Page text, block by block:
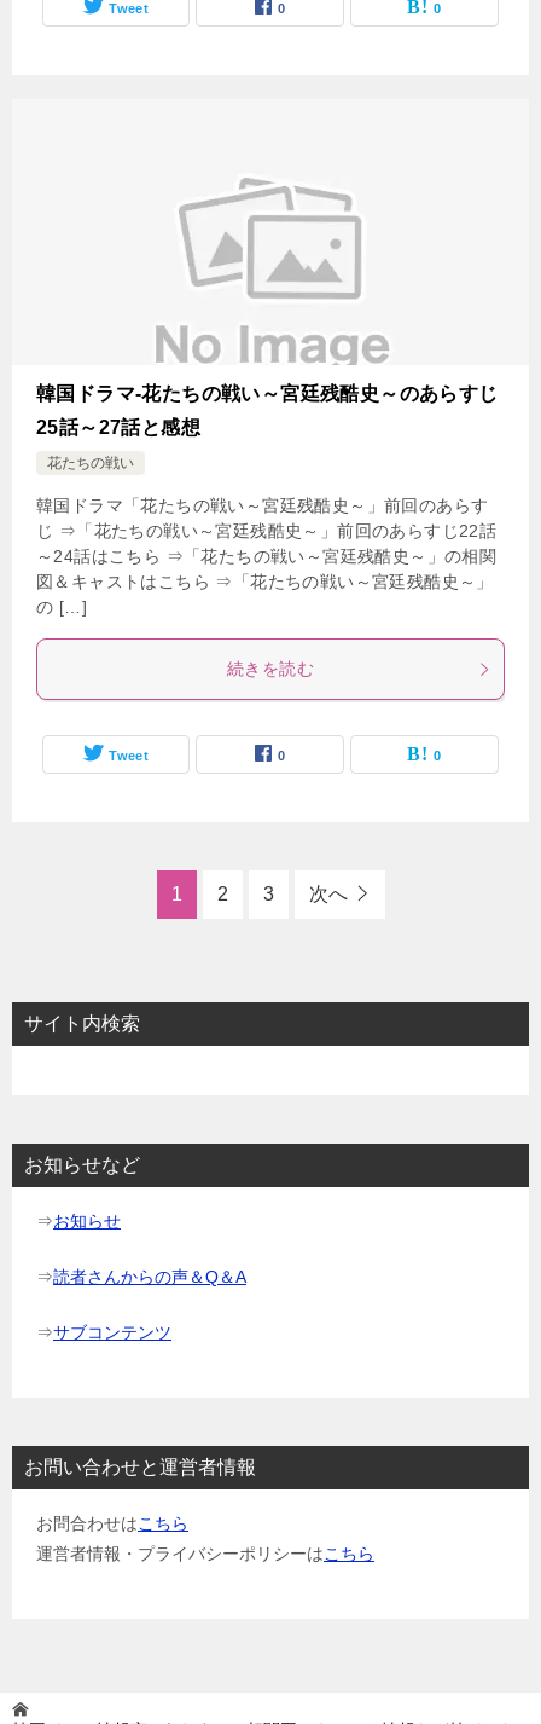
Tweet 0 0
韓国ドラマ-花たちの戦い～宮廷残酷史～のあらすじ
25話～27話と感想
花たちの戦い
韓国ドラマ「花たちの戦い～宮廷残酷史～」前回のあらす
じ ⇒「花たちの戦い～宮廷残酷史～」前回のあらすじ22話
～24話はこちら ⇒「花たちの戦い～宮廷残酷史～」の相関
図＆キャストはこちら ⇒「花たちの戦い～宮廷残酷史～」
の […]
続きを読む
Tweet 0 0
1 2 3 次へ
サイト内検索
お知らせなど
⇒お知らせ
⇒読者さんからの声＆Q＆A
⇒サブコンテンツ
お問い合わせと運営者情報
お問合わせはこちら
運営者情報・プライバシーポリシーはこちら